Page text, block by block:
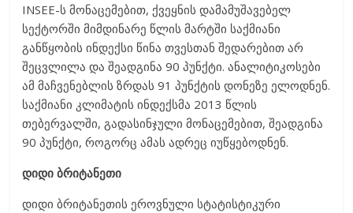
INSEE-ს მონაცემებით, ქვეყნის დამამუშავებელ
სექტორში მიმდინარე წლის მარტში საქმიანი
განწყობის ინდექსი წინა თვესთან შედარებით არ
შეცვლილა და შეადგინა 90 პუნქტი. ანალიტიკოსები
ამ მაჩვენებლის ზრდას 91 პუნქტის დონეზე ელოდნენ.
საქმიანი კლიმატის ინდექსმა 2013 წლის
თებერვალში, გადასინჯული მონაცემებით, შეადგინა
90 პუნქტი, როგორც ამას ადრეც იუწყებოდნენ.
დიდი ბრიტანეთი
დიდი ბრიტანეთის ეროვნული სტატისტიკური